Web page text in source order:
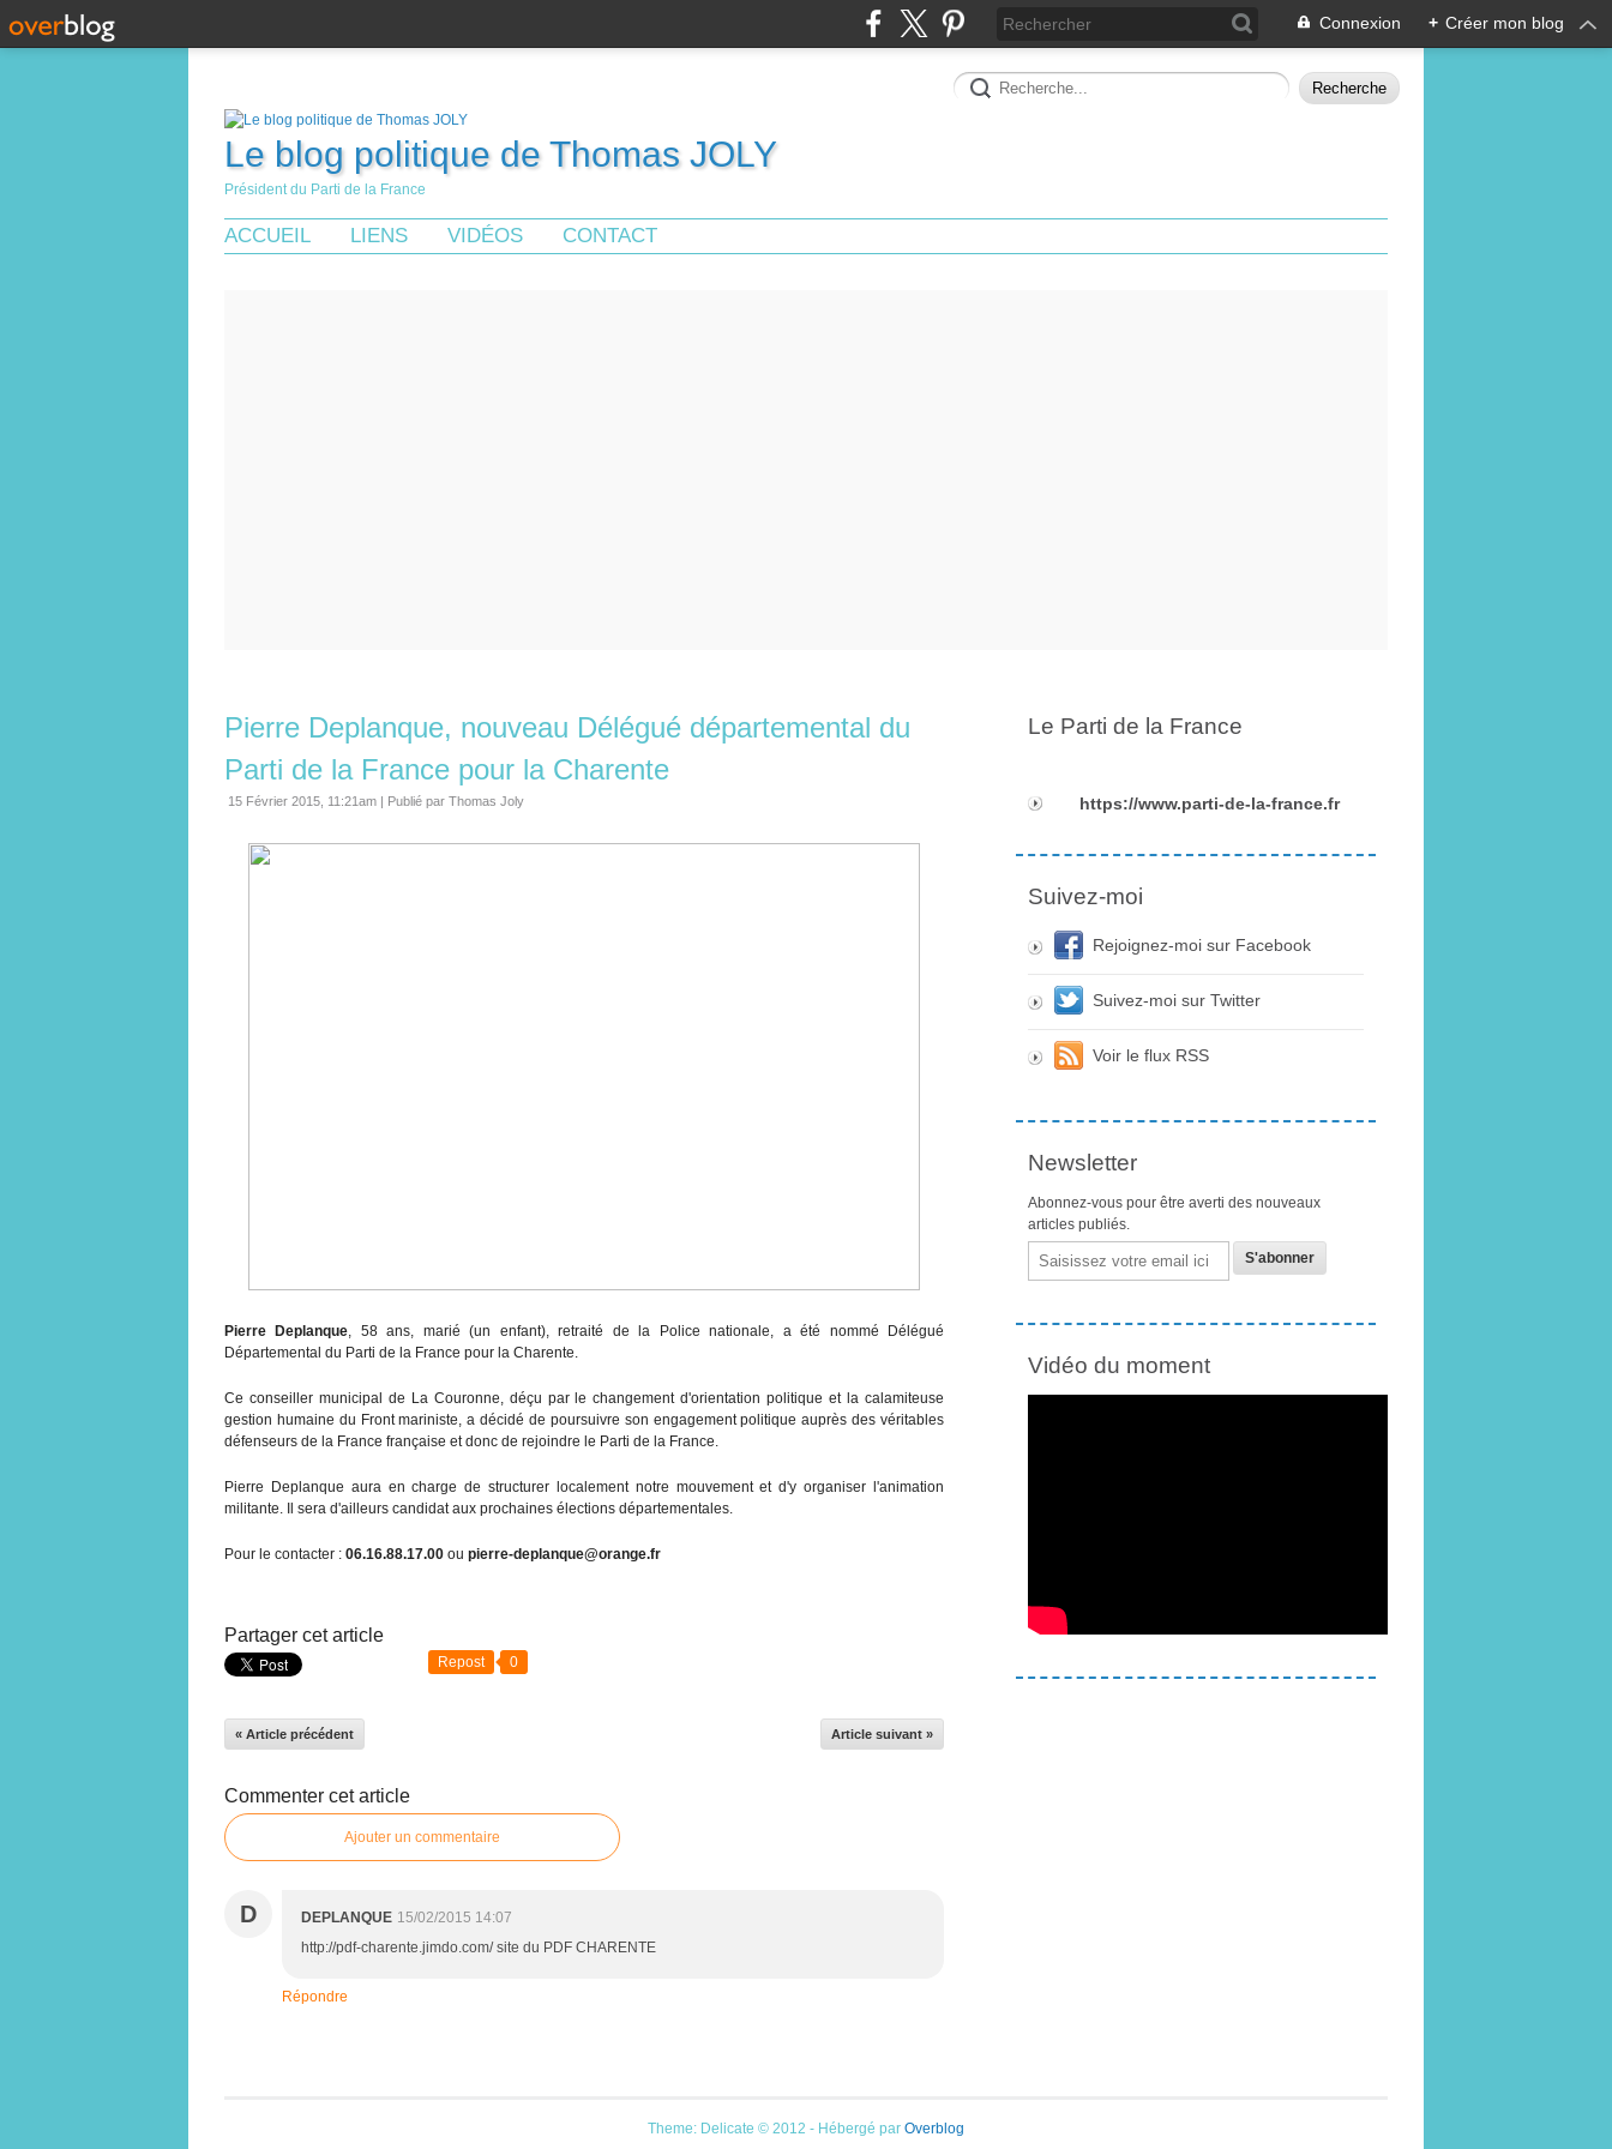
Connexion + Créer mon blog
Le blog politique de Thomas JOLY
Président du Parti de la France
ACCUEIL LIENS VIDÉOS CONTACT
Pierre Deplanque, nouveau Délégué départemental du
Parti de la France pour la Charente
15 Février 2015, 11:21am | Publié par Thomas Joly
Pierre Deplanque, 58 ans, marié (un enfant), retraité de la Police nationale, a été nommé Délégué
Départemental du Parti de la France pour la Charente.
Ce conseiller municipal de La Couronne, déçu par le changement d'orientation politique et la calamiteuse
gestion humaine du Front mariniste, a décidé de poursuivre son engagement politique auprès des véritables
défenseurs de la France française et donc de rejoindre le Parti de la France.
Pierre Deplanque aura en charge de structurer localement notre mouvement et d'y organiser l'animation
militante. Il sera d'ailleurs candidat aux prochaines élections départementales.
Pour le contacter : 06.16.88.17.00 ou pierre-deplanque@orange.fr
Partager cet article
Repost 0
« Article précédent Article suivant »
Commenter cet article
Ajouter un commentaire
D DEPLANQUE 15/02/2015 14:07
http://pdf-charente.jimdo.com/ site du PDF CHARENTE
Répondre
Le Parti de la France
https://www.parti-de-la-france.fr
Suivez-moi
Rejoignez-moi sur Facebook
Suivez-moi sur Twitter
Voir le flux RSS
Newsletter
Abonnez-vous pour être averti des nouveaux
articles publiés.
Email
Vidéo du moment
Theme: Delicate © 2012 - Hébergé par Overblog